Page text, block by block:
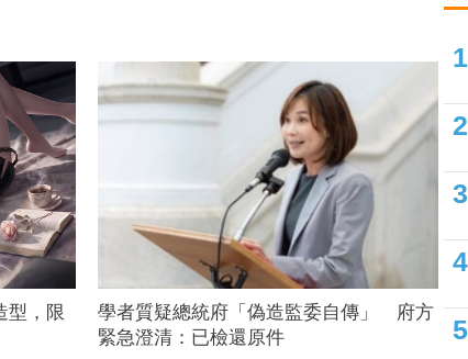
型，限
學者質疑總統府「偽造監委自傳」 府方
緊急澄清：已檢還原件